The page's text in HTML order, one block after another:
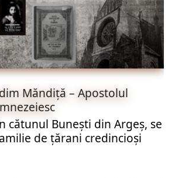
Măndiță – Apostolul
cătunul Bunești din Argeș, se
de țărani credincioși